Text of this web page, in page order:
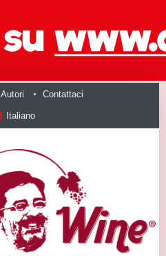
Autori Contattaci
Italiano